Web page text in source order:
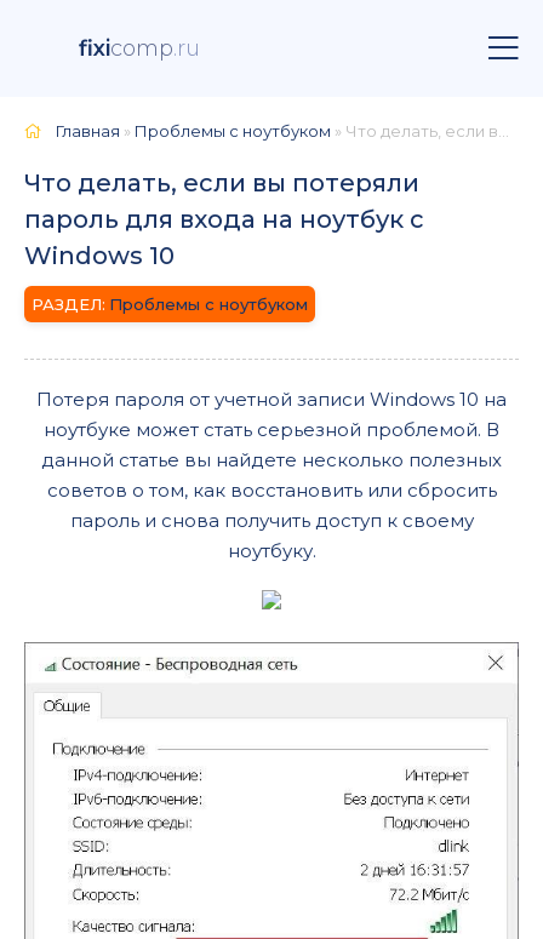
fixicomp.ru
Главная » Проблемы с ноутбуком » Что делать, если вы потеряли пароль для входа на ноутбук с Windows 10
Что делать, если вы потеряли
пароль для входа на ноутбук с
Windows 10
Проблемы с ноутбуком
Потеря пароля от учетной записи Windows 10 на
ноутбуке может стать серьезной проблемой. В
данной статье вы найдете несколько полезных
советов о том, как восстановить или сбросить
пароль и снова получить доступ к своему
ноутбуку.